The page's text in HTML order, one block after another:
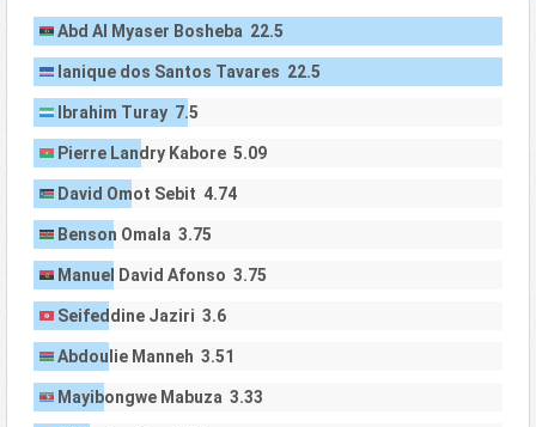
Abd Al Myaser Bosheba 22.5
Ianique dos Santos Tavares 22.5
Ibrahim Turay 7.5
Pierre Landry Kabore 5.09
David Omot Sebit 4.74
Benson Omala 3.75
Manuel David Afonso 3.75
Seifeddine Jaziri 3.6
Abdoulie Manneh 3.51
Mayibongwe Mabuza 3.33